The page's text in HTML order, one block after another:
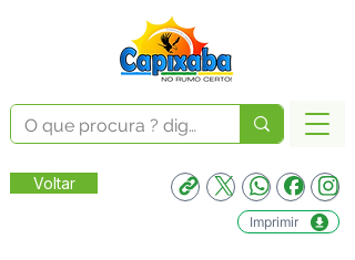
Voltar
Imprimir